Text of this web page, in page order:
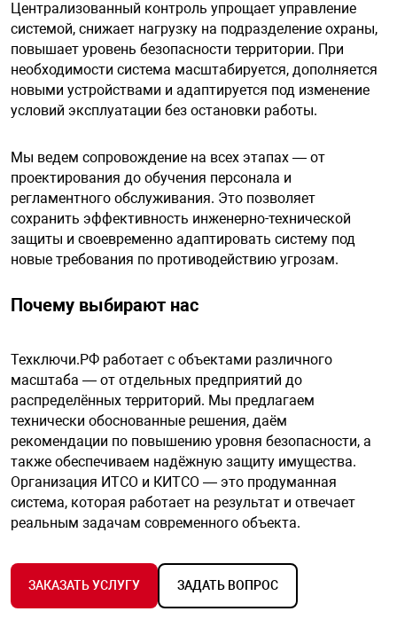
Централизованный контроль упрощает управление
системой, снижает нагрузку на подразделение охраны,
повышает уровень безопасности территории. При
необходимости система масштабируется, дополняется
новыми устройствами и адаптируется под изменение
условий эксплуатации без остановки работы.
Мы ведем сопровождение на всех этапах — от
проектирования до обучения персонала и
регламентного обслуживания. Это позволяет
сохранить эффективность инженерно-технической
защиты и своевременно адаптировать систему под
новые требования по противодействию угрозам.
Почему выбирают нас
Техключи.РФ работает с объектами различного
масштаба — от отдельных предприятий до
распределённых территорий. Мы предлагаем
технически обоснованные решения, даём
рекомендации по повышению уровня безопасности, а
также обеспечиваем надёжную защиту имущества.
Организация ИТСО и КИТСО — это продуманная
система, которая работает на результат и отвечает
реальным задачам современного объекта.
ЗАКАЗАТЬ УСЛУГУ ЗАДАТЬ ВОПРОС